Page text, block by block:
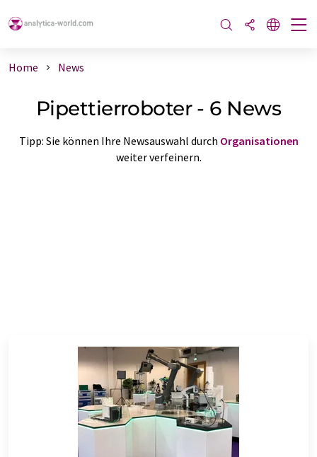
Home News
Pipettierroboter - 6 News
Tipp: Sie können Ihre Newsauswahl durch Organisationen
weiter verfeinern.